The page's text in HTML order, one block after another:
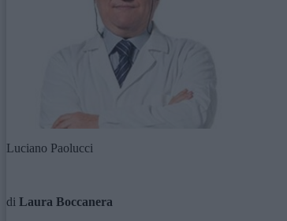
Luciano Paolucci
di Laura Boccanera